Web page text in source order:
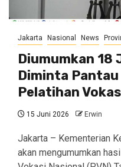
Jakarta Nasional News
Diumumkan 18
Diminta
Pelatihan
15 Juni 2026 Erwin
Jakarta – Kementerian
akan mengumumkan